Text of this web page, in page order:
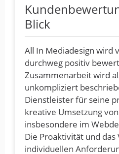
Blick
All In Mediadesign wird
durchweg positiv
Zusammenarbeit wird
unkompliziert
Dienstleister für seine
kreative Umsetzung
insbesondere im
Die Proaktivität und
individuellen